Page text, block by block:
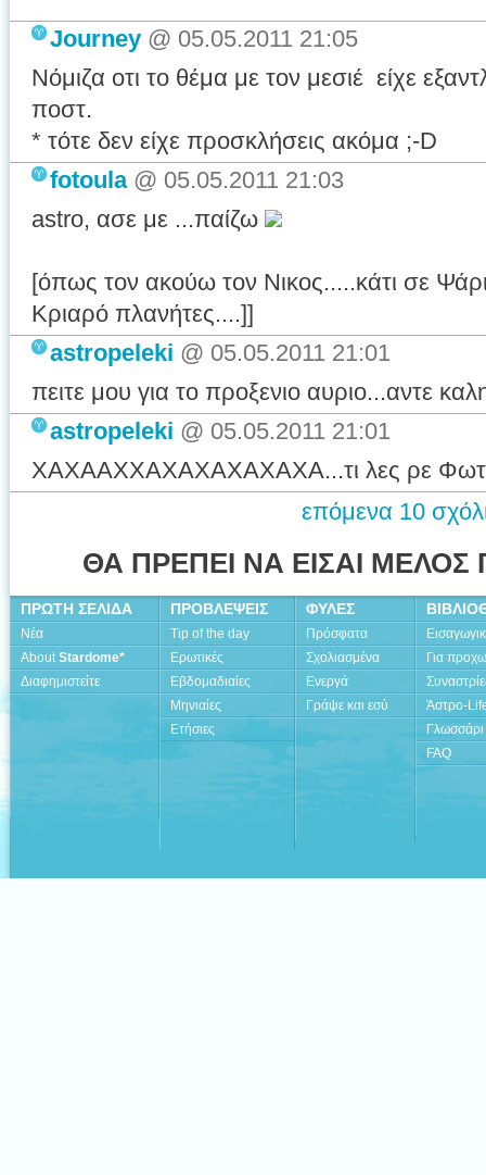
Journey @ 05.05.2011 21:05
Νόμιζα οτι το θέμα με τον μεσιέ είχε
ποστ.
* τότε δεν είχε προσκλήσεις ακόμα ;-D
fotoula@ 05.05.2011 21:03
astro, ασε με ...παίζω
[όπως τον ακούω τον Νικος.....κάτι σε
Κριαρό πλανήτες....]]
astropeleki @ 05.05.2011 21:01
πειτε μου για το προξενιο αυριο...αντε
astropeleki @ 05.05.2011 21:01
ΧΑΧΑΑΧΧΑΧΑΧΑΧΑΧΑΧΑ...τι λες ρε
επόμενα 10
ΘΑ ΠΡΕΠΕΙ ΝΑ ΕΙΣΑΙ ΜΕΛΟΣ
ΠΡΩΤΗ ΣΕΛΙΔΑ
Νέα
AboutStardome*
Διαφημιστείτε
ΠΡΟΒΛΕΨΕΙΣ
Tip of the day
Ερωτικές
Εβδομαδιαίες
Μηνιαίες
Ετήσιες
ΦΥΛΕΣ
Πρόσφατα
Σχολιασμένα
Ενεργά
Γράψε και εσύ
Για
Άστρο-
Γλωσσάρι
FAQ